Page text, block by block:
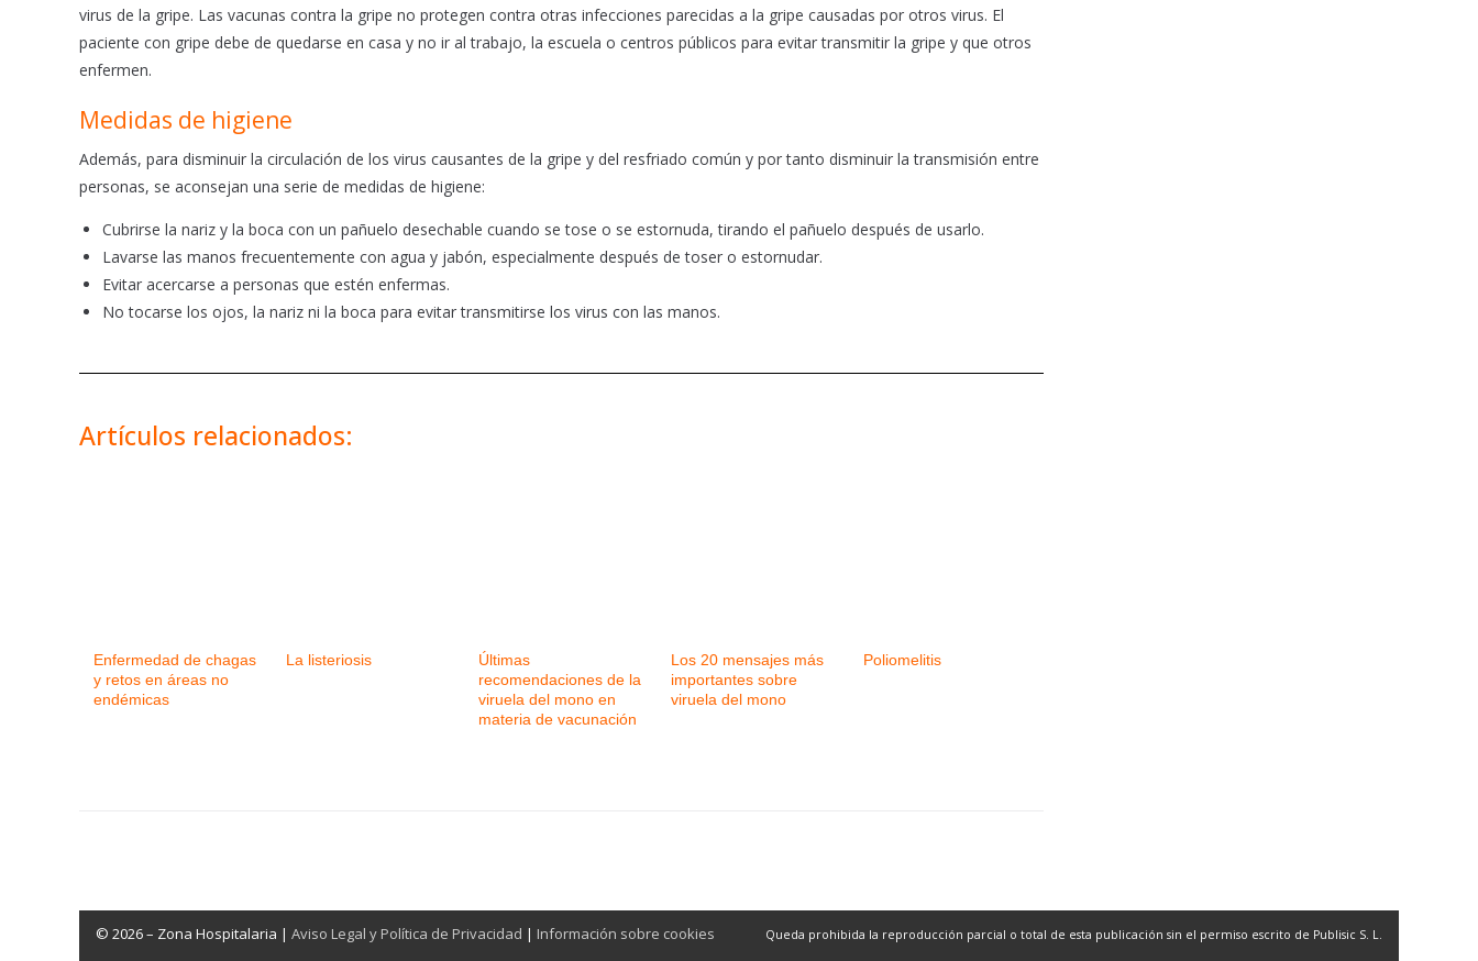
virus de la gripe. Las vacunas contra la gripe no protegen contra otras infecciones parecidas a la gripe causadas por otros virus. El
paciente con gripe debe de quedarse en casa y no ir al trabajo, la escuela o centros públicos para evitar transmitir la gripe y que otros
enfermen.
Medidas de higiene
Además, para disminuir la circulación de los virus causantes de la gripe y del resfriado común y por tanto disminuir la transmisión entre
personas, se aconsejan una serie de medidas de higiene:
Cubrirse la nariz y la boca con un pañuelo desechable cuando se tose o se estornuda, tirando el pañuelo después de usarlo.
Lavarse las manos frecuentemente con agua y jabón, especialmente después de toser o estornudar.
Evitar acercarse a personas que estén enfermas.
No tocarse los ojos, la nariz ni la boca para evitar transmitirse los virus con las manos.
Artículos relacionados:
Enfermedad de chagas
y retos en áreas no
endémicas
La listeriosis
Últimas
recomendaciones de la
viruela del mono en
materia de vacunación
Los 20 mensajes más
importantes sobre
viruela del mono
Poliomelitis
© 2026 – Zona Hospitalaria | Aviso Legal y Política de Privacidad | Información sobre cookies Queda prohibida la reproducción parcial o total de esta publicación sin el permiso escrito de Publisic S. L.